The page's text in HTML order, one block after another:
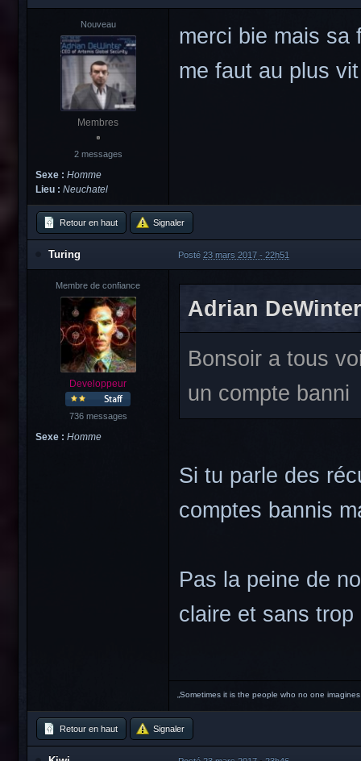
Nouveau
Membres
2 messages
Sexe : Homme
Lieu : Neuchatel
merci bie mais sa
me faut au plus vit
Retour en haut Signaler
Turing Posté 23 mars 2017 - 22h51
Membre de confiance
Developpeur
736 messages
Sexe : Homme
Adrian
Bonsoir a tous
un compte
Si tu parle des
comptes bannis
Pas la peine de
claire et sans
„Sometimes it is the people who no one
Retour en haut Signaler